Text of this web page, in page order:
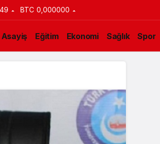
BTC 0,000000
Asayiş Eğitim Ekonomi Sağlık Spor